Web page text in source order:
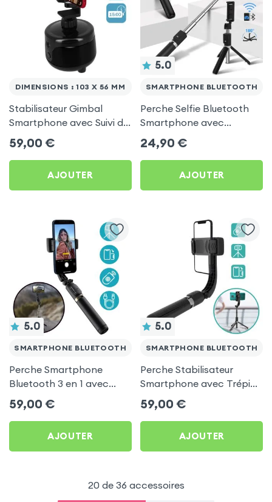
DIMENSIONS : 103 X 56 MM
Stabilisateur Gimbal
Smartphone avec Suivi du
Visage, Rotation à 360° -
Noir
59,00 €
AJOUTER
5.0
SMARTPHONE BLUETOOTH
Perche Selfie Bluetooth
Smartphone avec
Fonction Trépied, Hauteur
Réglable - Noir
24,90 €
AJOUTER
5.0
SMARTPHONE BLUETOOTH
Perche Smartphone
Bluetooth 3 en 1 avec
Trépied et Stabilisateur 1
Axe, Série Q08 - Noir
59,00 €
AJOUTER
5.0
SMARTPHONE BLUETOOTH
Perche Stabilisateur
Smartphone avec Trépied
intégré + Télécommande
Bluetooth - Noir
59,00 €
AJOUTER
20 de 36 accessoires